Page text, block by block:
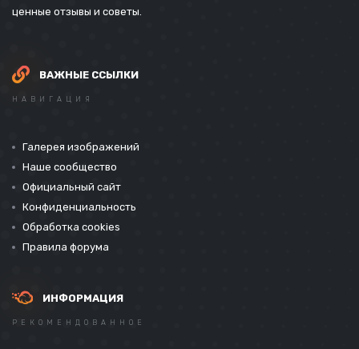
ценные отзывы и советы.
ВАЖНЫЕ ССЫЛКИ
НАВИГАЦИЯ
Галерея изображений
Наше сообщество
Официальный сайт
Конфиденциальность
Обработка cookies
Правила форума
ИНФОРМАЦИЯ
РЕКОМЕНДОВАННОЕ